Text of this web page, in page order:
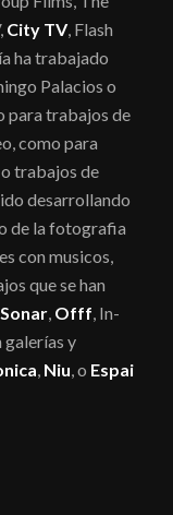
City TV, Flash
ha trabajado
Palacios o
para trabajos de
como para
trabajos de
desarrollando
de la fotografia
con musicos,
que se han
Sonar, Offf, In-
galerías y
, Niu, o Espai